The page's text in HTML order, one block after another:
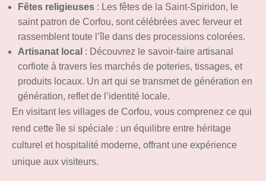
Fêtes religieuses : Les fêtes de la Saint-Spiridon, le
saint patron de Corfou, sont célébrées avec ferveur et
rassemblent toute l’île dans des processions colorées.
Artisanat local : Découvrez le savoir-faire artisanal
corfiote à travers les marchés de poteries, tissages, et
produits locaux. Un art qui se transmet de génération en
génération, reflet de l’identité locale.
En visitant les villages de Corfou, vous comprenez ce qui
rend cette île si spéciale : un équilibre entre héritage
culturel et hospitalité moderne, offrant une expérience
unique aux visiteurs.